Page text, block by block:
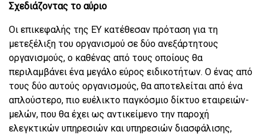
Σχεδιάζοντας το αύριο
Οι επικεφαλής της EY κατέθεσαν πρόταση για τη
μετεξέλιξη του οργανισμού σε δύο ανεξάρτητους
οργανισμούς, ο καθένας από τους οποίους θα
περιλαμβάνει ένα μεγάλο εύρος ειδικοτήτων. Ο ένας από
τους δύο αυτούς οργανισμούς, θα αποτελείται από ένα
απλούστερο, πιο ευέλικτο παγκόσμιο δίκτυο εταιρειών-
μελών, που θα έχει ως αντικείμενο την παροχή
ελεγκτικών υπηρεσιών και υπηρεσιών διασφάλισης,